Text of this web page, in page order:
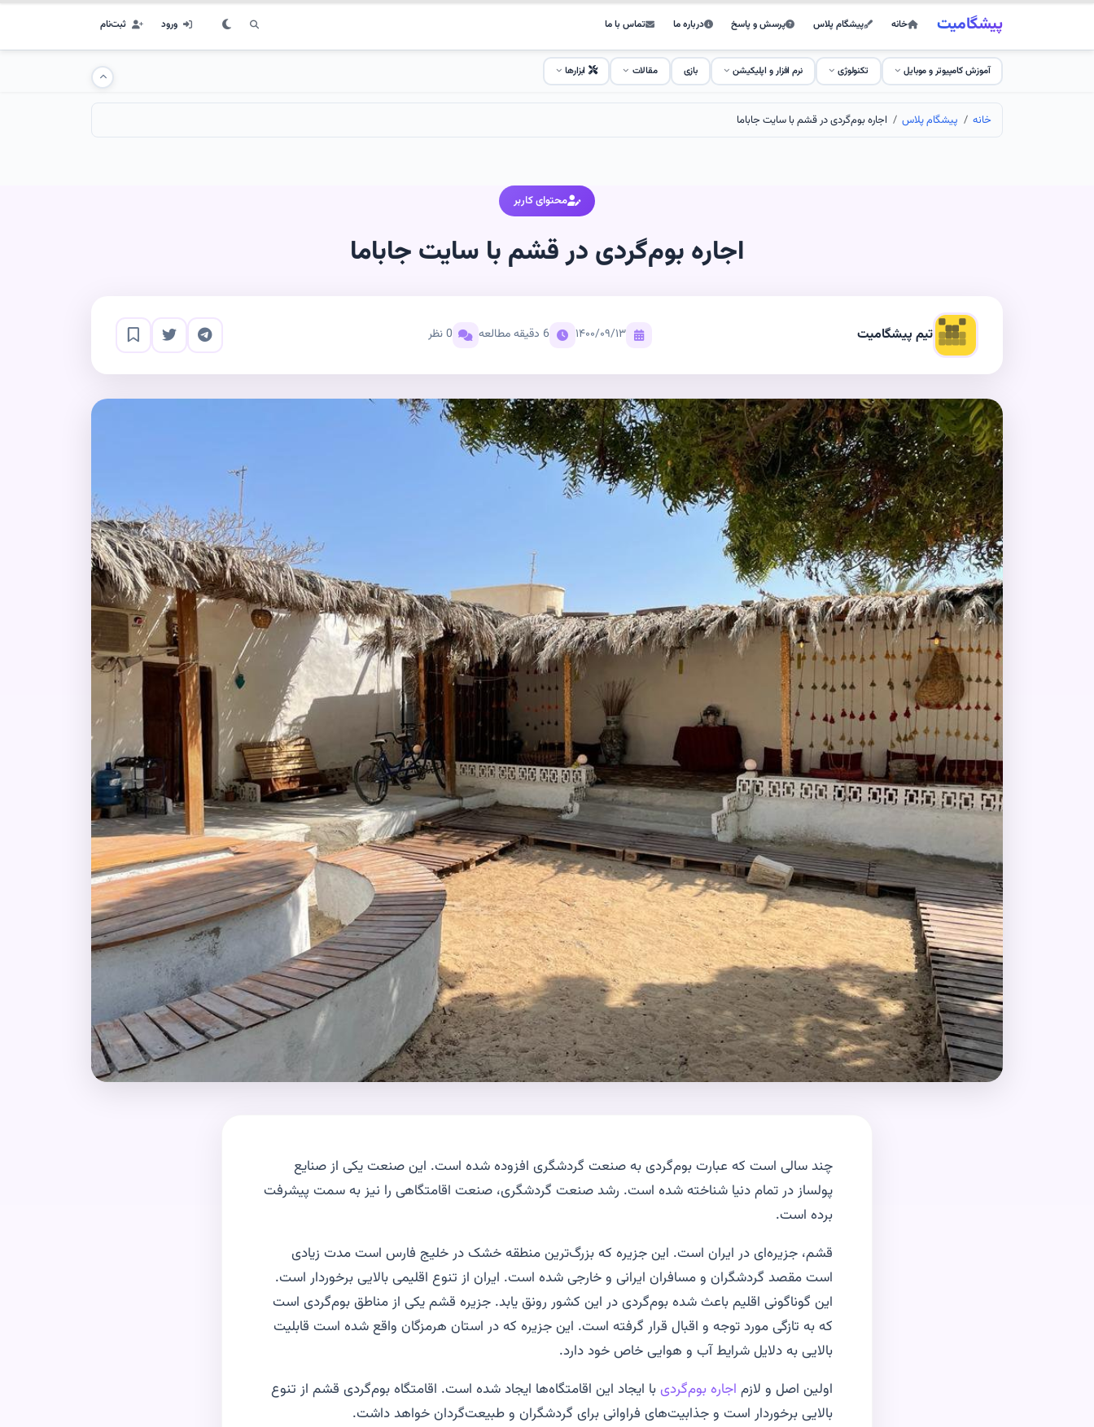
پیشگامیت خانه پیشگام پلاس پرسش و پاسخ درباره ما تماس با ما ورود ثبت‌نام
آموزش کامپیوتر و موبایل تکنولوژی نرم افزار و اپلیکیشن بازی مقالات ابزارها
خانه پیشگام پلاس اجاره بوم‌گردی در قشم با سایت جاباما
محتوای کاربر
اجاره بوم‌گردی در قشم با سایت جاباما
تیم پیشگامیت ۱۴۰۰/۰۹/۱۳ 6 دقیقه مطالعه 0 نظر
چند سالی است که عبارت بوم‌گردی به صنعت گردشگری افزوده شده است. این صنعت یکی از صنایع
پولساز در تمام دنیا شناخته شده است. رشد صنعت گردشگری، صنعت اقامتگاهی را نیز به سمت پیشرفت
برده است.
قشم، جزیره‌ای در ایران است. این جزیره که بزرگ‌ترین منطقه خشک در خلیج فارس است مدت زیادی
است مقصد گردشگران و مسافران ایرانی و خارجی شده است. ایران از تنوع اقلیمی بالایی برخوردار است.
این گوناگونی اقلیم باعث شده بوم‌گردی در این کشور رونق یابد. جزیره قشم یکی از مناطق بوم‌گردی است
که به تازگی مورد توجه و اقبال قرار گرفته است. این جزیره که در استان هرمزگان واقع شده است قابلیت
بالایی به دلایل شرایط آب و هوایی خاص خود دارد.
اولین اصل و لازم اجاره بوم‌گردیبا ایجاد این اقامتگاه‌ها ایجاد شده است. اقامتگاه بوم‌گردی قشم از تنوع
بالایی برخوردار است و جذابیت‌های فراوانی برای گردشگران و طبیعت‌گردان خواهد داشت.